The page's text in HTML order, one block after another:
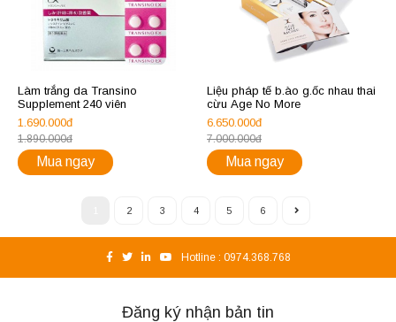
Làm trắng da Transino
Supplement 240 viên
1.690.000đ
1.890.000đ
Mua ngay
Liệu pháp tế b.ào g.ốc nhau thai
cừu Age No More
6.650.000đ
7.000.000đ
Mua ngay
2 3 4 5 6
Hotline : 0974.368.768
Đăng ký nhận bản tin